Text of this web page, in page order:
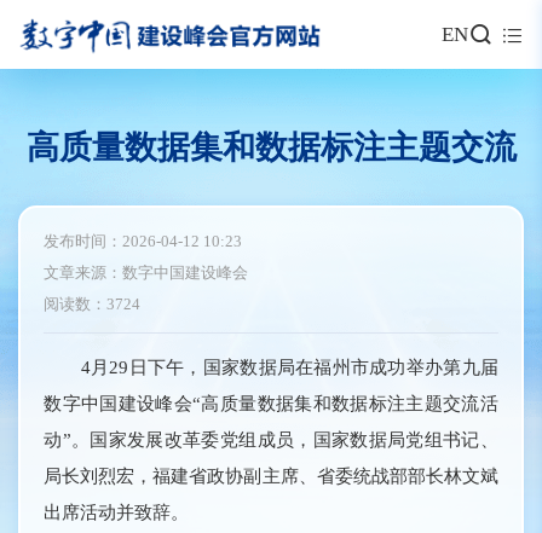
EN
高质量数据集和数据标注主题交流
发布时间：2026-04-12 10:23
文章来源：数字中国建设峰会
阅读数：3724
4月29日下午，国家数据局在福州市成功举办第九届
数字中国建设峰会“高质量数据集和数据标注主题交流活
动”。国家发展改革委党组成员，国家数据局党组书记、
局长刘烈宏，福建省政协副主席、省委统战部部长林文斌
出席活动并致辞。